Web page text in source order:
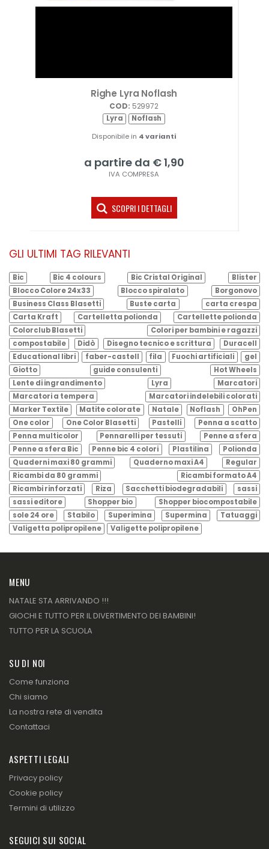
Righe Lyra Noflash
COD: 529972
Lyra
Noflash
Disponibile in 4 varianti
a partire da € 1,90
IVA COMPRESA
SCOPRI I DETTAGLI
GLI ULTIMI TAG RILEVANTI
Bic Bic 4 colours Bic Cristal Original
Blister
Blocco Colore 24x33
Blocco spiralato
Borgonovo
Business Class Blasetti
Buste carta
carta crespa
Carta Kraft
Cartelletta polionda
Cartellette polionda
Colorclub Blasetti
Colori per bambini e ragazzi
compostabile
Didò Disegno tecnico e scrittura
Duracell
Educational libri
faber-castell fila Fuochi artificiali
gel
Giotto
guide consulenti
Hot Wheels
Lente di ingrandimento
Lyra
Marcatori
Marcatori a tempera
Marcatori indelebili colorati
Marker Textile
Matite colorate Natale Noflash
OhPen
One color
One Color Blasetti Pastelli
Penna a scatto
Penna multicolor
Pennarelli per tessuti
Penne a sfera
Penne a sfera Bic
Penne bic 4 colori Plastilina
Polionda
Quaderni maxi 80 grammi
Quaderno maxi A4
Regular
Ricambi da 80 grammi
Ricambi formato A4
Ricambi rinforzati
Riza Sacchetti biodegradabili
sassi
sassi editore
Shopper bio
Shopper biocompostabile
sole 24 ore
Stabilo Superimina Supermina
Tatuaggi
Valigetta polipropilene
Valigette polipropilene
MENU
NATALE STA ARRIVANDO !!!
GIOCHI E TUTTO PER IL DIVERTIMENTO DEI BAMBINI!
TUTTO PER LA SCUOLA
SU DI NOI
Come funziona
Chi siamo
La nostra rete di vendita
Contattaci
ASPETTI LEGALI
Privacy policy
Cookie policy
Termini di utilizzo
SEGUICI SUI SOCIAL